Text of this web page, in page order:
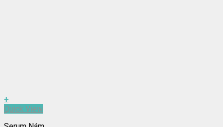
+
Quick View